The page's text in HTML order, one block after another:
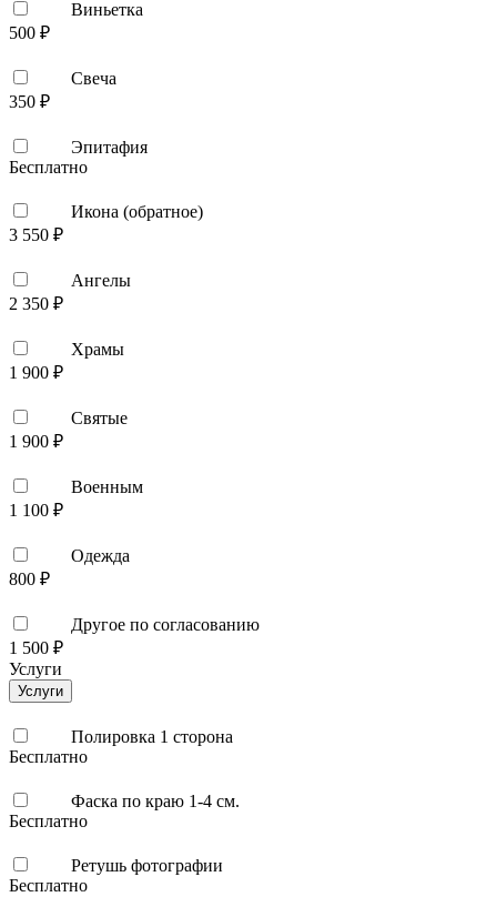
Виньетка
500 ₽
Свеча
350 ₽
Эпитафия
Бесплатно
Икона (обратное)
3 550 ₽
Ангелы
2 350 ₽
Храмы
1 900 ₽
Святые
1 900 ₽
Военным
1 100 ₽
Одежда
800 ₽
Другое по согласованию
1 500 ₽
Услуги
Услуги
Полировка 1 сторона
Бесплатно
Фаска по краю 1-4 см.
Бесплатно
Ретушь фотографии
Бесплатно